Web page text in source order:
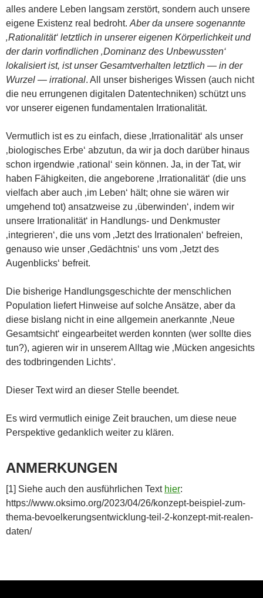
alles andere Leben langsam zerstört, sondern auch unsere
eigene Existenz real bedroht. Aber da unsere sogenannte
‚Rationalität‘ letztlich in unserer eigenen Körperlichkeit und
der darin vorfindlichen ‚Dominanz des Unbewussten‘
lokalisiert ist, ist unser Gesamtverhalten letztlich — in der
Wurzel — irrational. All unser bisheriges Wissen (auch nicht
die neu errungenen digitalen Datentechniken) schützt uns
vor unserer eigenen fundamentalen Irrationalität.
Vermutlich ist es zu einfach, diese ‚Irrationalität‘ als unser
‚biologisches Erbe‘ abzutun, da wir ja doch darüber hinaus
schon irgendwie ‚rational‘ sein können. Ja, in der Tat, wir
haben Fähigkeiten, die angeborene ‚Irrationalität‘ (die uns
vielfach aber auch ‚im Leben‘ hält; ohne sie wären wir
umgehend tot) ansatzweise zu ‚überwinden‘, indem wir
unsere Irrationalität‘ in Handlungs- und Denkmuster
‚integrieren‘, die uns vom ‚Jetzt des Irrationalen‘ befreien,
genauso wie unser ‚Gedächtnis‘ uns vom ‚Jetzt des
Augenblicks‘ befreit.
Die bisherige Handlungsgeschichte der menschlichen
Population liefert Hinweise auf solche Ansätze, aber da
diese bislang nicht in eine allgemein anerkannte ‚Neue
Gesamtsicht‘ eingearbeitet werden konnten (wer sollte dies
tun?), agieren wir in unserem Alltag wie ‚Mücken angesichts
des todbringenden Lichts‘.
Dieser Text wird an dieser Stelle beendet.
Es wird vermutlich einige Zeit brauchen, um diese neue
Perspektive gedanklich weiter zu klären.
ANMERKUNGEN
[1] Siehe auch den ausführlichen Text hier:
https://www.oksimo.org/2023/04/26/konzept-beispiel-zum-
thema-bevoelkerungsentwicklung-teil-2-konzept-mit-realen-
daten/